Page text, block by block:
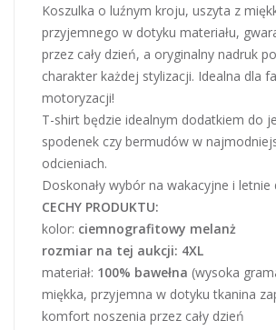
Koszulka o luźnym kroju, uszyta z
przyjemnego w dotyku materiału,
przez cały dzień, a oryginalny nadruk
charakter każdej stylizacji. Idealna dla
motoryzacji!
T-shirt będzie idealnym dodatkiem do
spodenek czy bermudów w
odcieniach.
Doskonały wybór na wakacyjne i letnie
CECHY PRODUKTU:
kolor: ciemnografitowy melanż
rozmiar na tej aukcji: 4XL
materiał: 100% bawełna (wysoka
miękka, przyjemna w dotyku tkanina
komfort noszenia przez cały dzień